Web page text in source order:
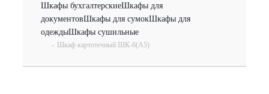
Шкафы бухгалтерскиеШкафы для
документовШкафы для сумокШкафы для
одеждыШкафы сушильные
- Шкаф картотечный ШК-6(A5)